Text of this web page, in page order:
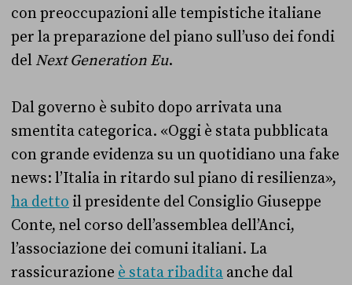
con preoccupazioni alle tempistiche italiane
per la preparazione del piano sull’uso dei fondi
del Next Generation Eu.
Dal governo è subito dopo arrivata una
smentita categorica. «Oggi è stata pubblicata
con grande evidenza su un quotidiano una fake
news: l’Italia in ritardo sul piano di resilienza»,
ha detto il presidente del Consiglio Giuseppe
Conte, nel corso dell’assemblea dell’Anci,
l’associazione dei comuni italiani. La
rassicurazione è stata ribadita anche dal